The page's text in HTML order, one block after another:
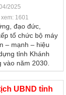
2025
1601
đạo đức,
tổ chức bộ máy
– mạnh – hiệu
tỉnh Khánh
năm 2030.
UBND tỉnh